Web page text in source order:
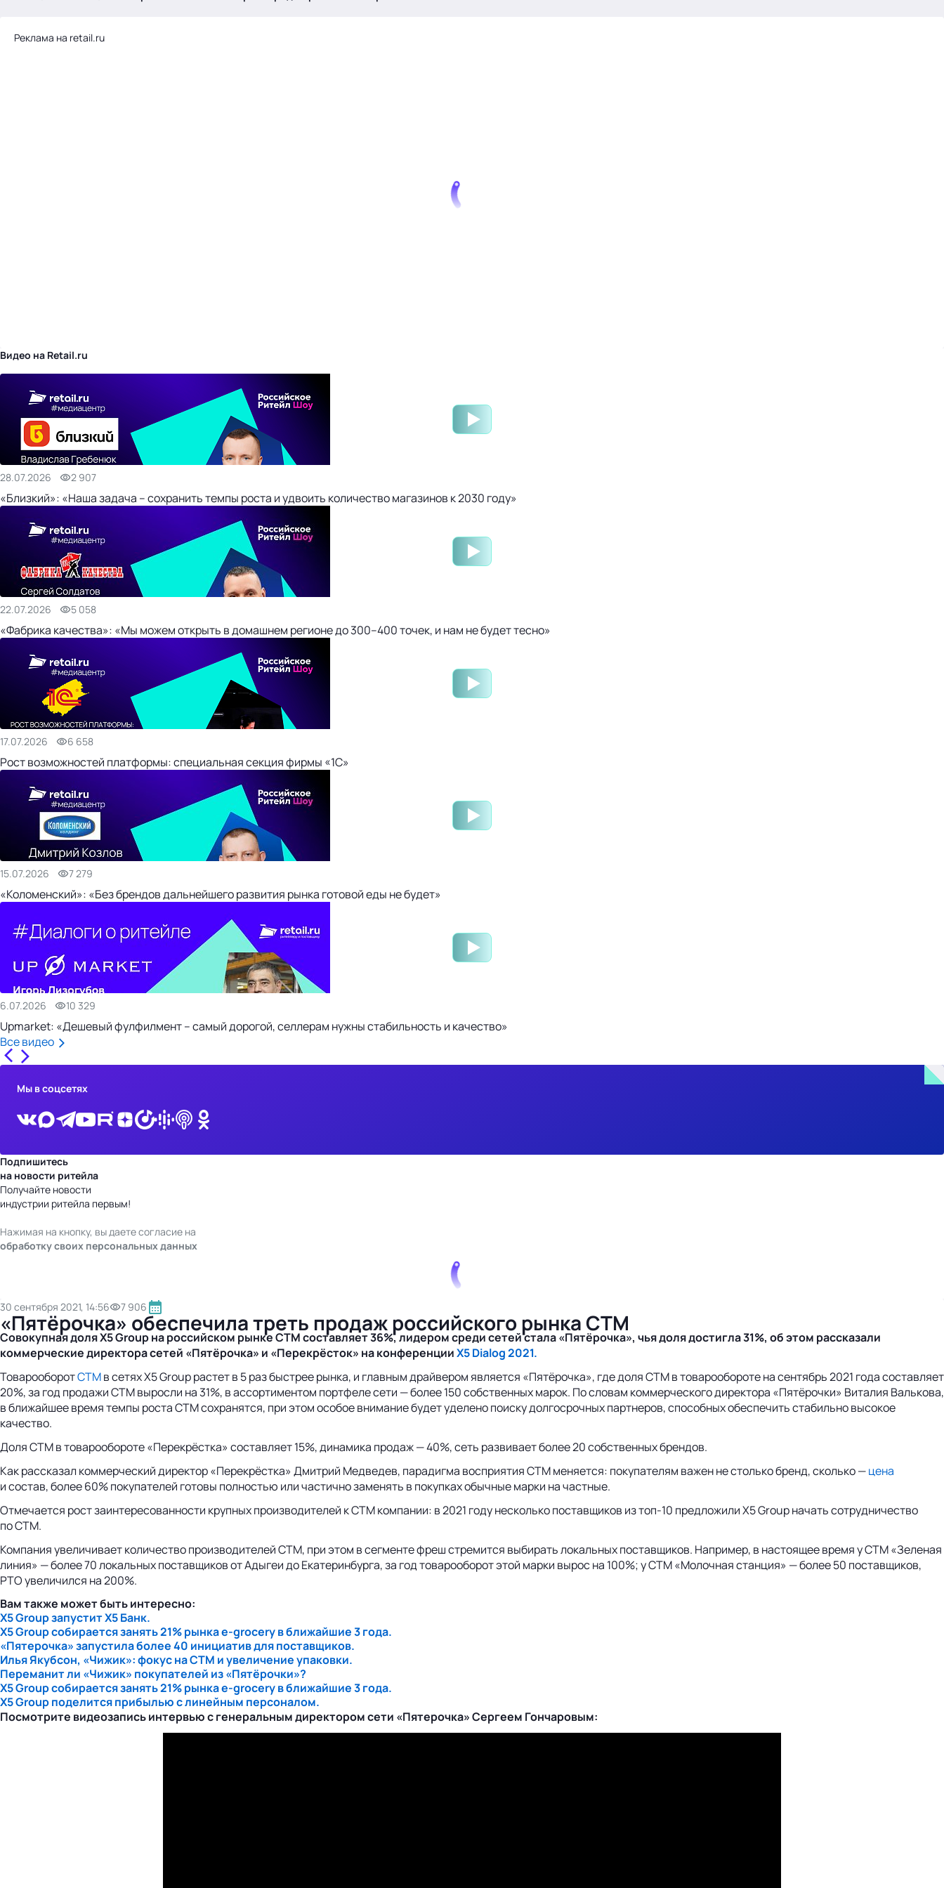
Реклама на retail.ru
Видео на Retail.ru
28.07.2026 2 907
«Близкий»: «Наша задача – сохранить темпы роста и удвоить количество магазинов к 2030 году»
22.07.2026 5 058
«Фабрика качества»: «Мы можем открыть в домашнем регионе до 300–400 точек, и нам не будет тесно»
17.07.2026 6 658
Рост возможностей платформы: специальная секция фирмы «1С»
15.07.2026 7 279
«Коломенский»: «Без брендов дальнейшего развития рынка готовой еды не будет»
6.07.2026 10 329
Upmarket: «Дешевый фулфилмент – самый дорогой, селлерам нужны стабильность и качество»
Все видео
Мы в соцсетях
Подпишитесь
на новости ритейла
Получайте новости
индустрии ритейла первым!
Нажимая на кнопку, вы даете согласие на
обработку своих персональных данных
30 сентября 2021, 14:56 7 906
«Пятёрочка» обеспечила треть продаж российского рынка СТМ
Совокупная доля X5 Group на российском рынке СТМ составляет 36%, лидером среди сетей стала «Пятёрочка», чья доля достигла 31%, об этом рассказали
коммерческие директора сетей «Пятёрочка» и «Перекрёсток» на конференцииX5 Dialog 2021.
ТоварооборотСТМв сетях X5 Group растет в 5 раз быстрее рынка, и главным драйвером является «Пятёрочка», где доля СТМ в товарообороте на сентябрь 2021 года составляет
20%, за год продажи СТМ выросли на 31%, в ассортиментом портфеле сети — более 150 собственных марок. По словам коммерческого директора «Пятёрочки» Виталия Валькова,
в ближайшее время темпы роста СТМ сохранятся, при этом особое внимание будет уделено поиску долгосрочных партнеров, способных обеспечить стабильно высокое
качество.
Доля СТМ в товарообороте «Перекрёстка» составляет 15%, динамика продаж — 40%, сеть развивает более 20 собственных брендов.
Как рассказал коммерческий директор «Перекрёстка» Дмитрий Медведев, парадигма восприятия СТМ меняется: покупателям важен не столько бренд, сколько —цена
и состав, более 60% покупателей готовы полностью или частично заменять в покупках обычные марки на частные.
Отмечается рост заинтересованности крупных производителей к СТМ компании: в 2021 году несколько поставщиков из топ-10 предложили X5 Group начать сотрудничество
по СТМ.
Компания увеличивает количество производителей СТМ, при этом в сегменте фреш стремится выбирать локальных поставщиков. Например, в настоящее время у СТМ «Зеленая
линия» — более 70 локальных поставщиков от Адыгеи до Екатеринбурга, за год товарооборот этой марки вырос на 100%; у СТМ «Молочная станция» — более 50 поставщиков,
РТО увеличился на 200%.
Вам также может быть интересно:
X5 Group запустит Х5 Банк.
X5 Group собирается занять 21% рынка e-grocery в ближайшие 3 года.
«Пятерочка» запустила более 40 инициатив для поставщиков.
Илья Якубсон, «Чижик»: фокус на СТМ и увеличение упаковки.
Переманит ли «Чижик» покупателей из «Пятёрочки»?
X5 Group собирается занять 21% рынка e-grocery в ближайшие 3 года.
X5 Group поделится прибылью с линейным персоналом.
Посмотрите видеозапись интервью с генеральным директором сети «Пятерочка» Сергеем Гончаровым: